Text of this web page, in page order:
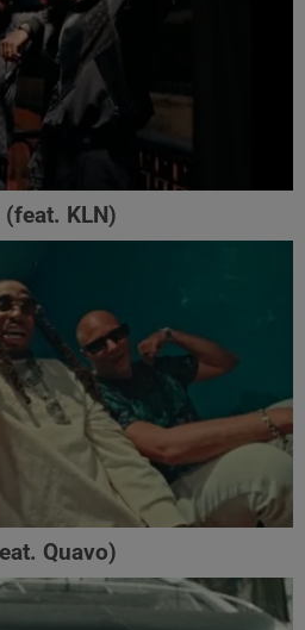
KLN)
Quavo)